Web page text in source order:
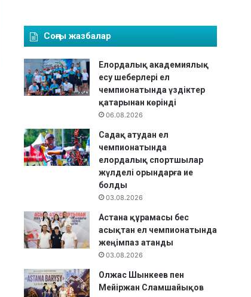
Соңғы жазбалар
Елордалық академиялық
есу шеберлері ел
чемпионатында үздіктер
қатарынан көрінді
06.08.2026
Садақ атудан ел
чемпионатында
елордалық спортшылар
жүлделі орындарға ие
болды
03.08.2026
Астана құрамасы бес
асықтан ел чемпионатында
жеңімпаз атанды
03.08.2026
Олжас Шынкеев пен
Мейіржан Сламшайықов